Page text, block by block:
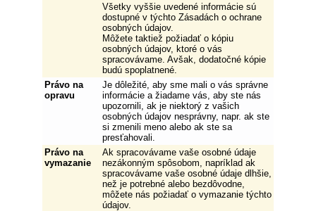
Všetky vyššie uvedené informácie sú
dostupné v týchto Zásadách o ochrane
osobných údajov.
Môžete taktiež požiadať o kópiu
osobných údajov, ktoré o vás
spracovávame. Avšak, dodatočné kópie
budú spoplatnené.
Právo na
opravu
Je dôležité, aby sme mali o vás správne
informácie a žiadame vás, aby ste nás
upozornili, ak je niektorý z vašich
osobných údajov nesprávny, napr. ak ste
si zmenili meno alebo ak ste sa
presťahovali.
Právo na
vymazanie
Ak spracovávame vaše osobné údaje
nezákonným spôsobom, napríklad ak
spracovávame vaše osobné údaje dlhšie,
než je potrebné alebo bezdôvodne,
môžete nás požiadať o vymazanie týchto
údajov.